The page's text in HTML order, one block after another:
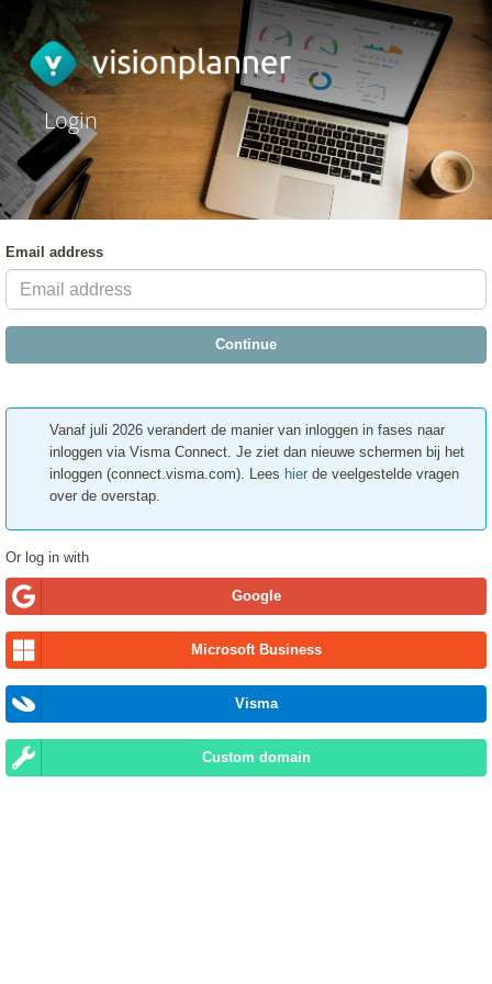
Login
Email address
Continue
Vanaf juli 2026 verandert de manier van inloggen in fases naar
inloggen via Visma Connect. Je ziet dan nieuwe schermen bij het
inloggen (connect.visma.com). Lees hier de veelgestelde vragen
over de overstap.
Or log in with
Google
Microsoft Business
Visma
Custom domain